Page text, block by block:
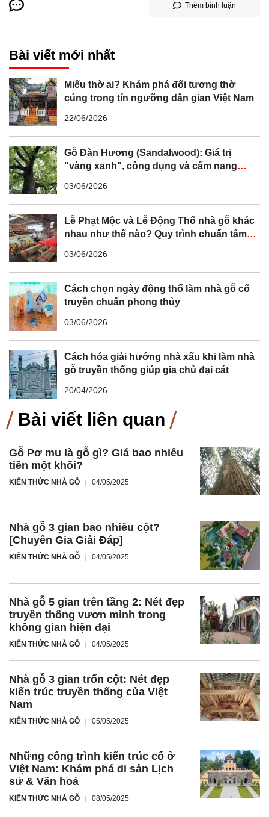
Thêm bình luận
Bài viết mới nhất
Miếu thờ ai? Khám phá đối tương thờ
cúng trong tín ngưỡng dân gian Việt Nam
22/06/2026
Gỗ Đàn Hương (Sandalwood): Giá trị
"vàng xanh", công dụng và cẩm nang
03/06/2026
Lễ Phạt Mộc và Lễ Động Thổ nhà gỗ khác
nhau như thế nào? Quy trình chuẩn tâm
03/06/2026
Cách chọn ngày động thổ làm nhà gỗ cổ
truyền chuẩn phong thủy
03/06/2026
Cách hóa giải hướng nhà xấu khi làm nhà
gỗ truyền thống giúp gia chủ đại cát
20/04/2026
Bài viết liên quan
Gỗ Pơ mu là gỗ gì? Giá bao nhiêu
tiền một khối?
KIẾN THỨC NHÀ GỖ 04/05/2025
Nhà gỗ 3 gian bao nhiêu cột?
[Chuyên Gia Giải Đáp]
KIẾN THỨC NHÀ GỖ 04/05/2025
Nhà gỗ 5 gian trên tầng 2: Nét đẹp
truyền thống vươn mình trong
không gian hiện đại
KIẾN THỨC NHÀ GỖ 04/05/2025
Nhà gỗ 3 gian trốn cột: Nét đẹp
kiến trúc truyền thống của Việt
Nam
KIẾN THỨC NHÀ GỖ 05/05/2025
Những công trình kiến trúc cổ ở
Việt Nam: Khám phá di sản Lịch
sử & Văn hoá
KIẾN THỨC NHÀ GỖ 08/05/2025